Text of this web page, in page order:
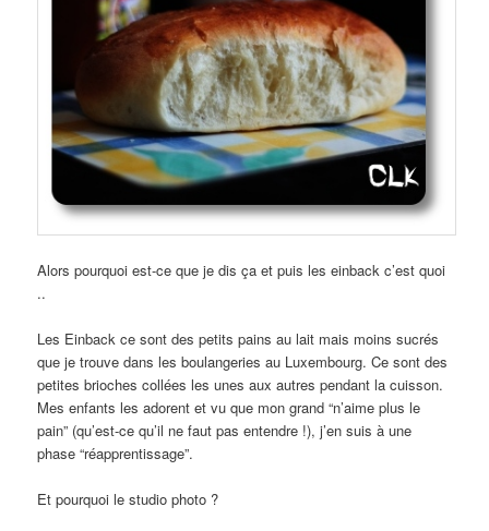
Alors pourquoi est-ce que je dis ça et puis les einback c’est quoi
..
Les Einback ce sont des petits pains au lait mais moins sucrés
que je trouve dans les boulangeries au Luxembourg. Ce sont des
petites brioches collées les unes aux autres pendant la cuisson.
Mes enfants les adorent et vu que mon grand “n’aime plus le
pain” (qu’est-ce qu’il ne faut pas entendre !), j’en suis à une
phase “réapprentissage”.
Et pourquoi le studio photo ?